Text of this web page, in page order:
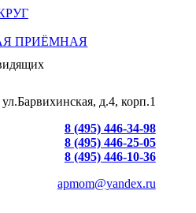
ПРИЁМНАЯ
д.4, корп.1
8 (495) 446-34-98
8 (495) 446-25-05
8 (495) 446-10-36
apmom@yandex.ru